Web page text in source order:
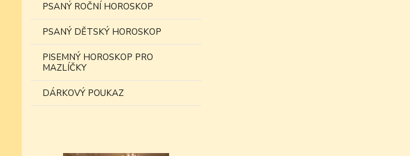
PSANÝ ROČNÍ HOROSKOP
PSANÝ DĚTSKÝ HOROSKOP
PISEMNÝ HOROSKOP PRO
MAZLÍČKY
DÁRKOVÝ POUKAZ